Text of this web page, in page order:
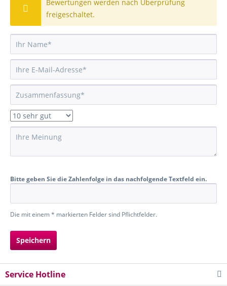
Bewertungen werden nach Überprüfung
freigeschaltet.
Bitte geben Sie die Zahlenfolge in das nachfolgende Textfeld ein.
Die mit einem * markierten Felder sind Pflichtfelder.
Speichern
Service Hotline